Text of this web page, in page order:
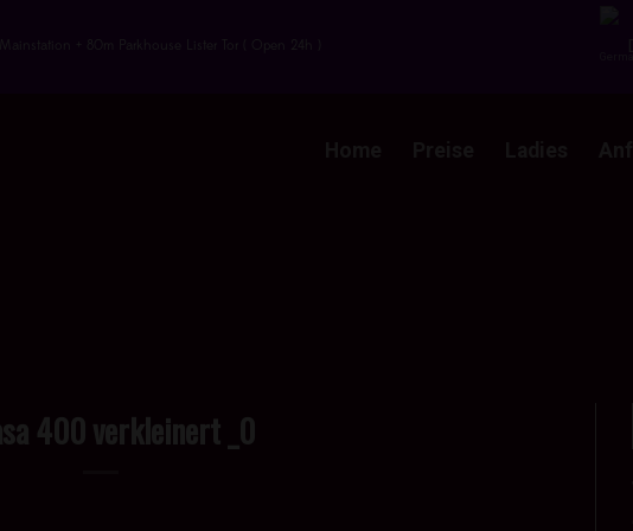
+ 80m Parkhouse Lister Tor ( Open 24h )
400 verkleinert _0